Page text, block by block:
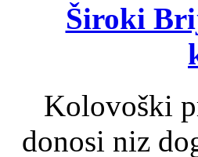
Široki
Kolovoški
donosi niz